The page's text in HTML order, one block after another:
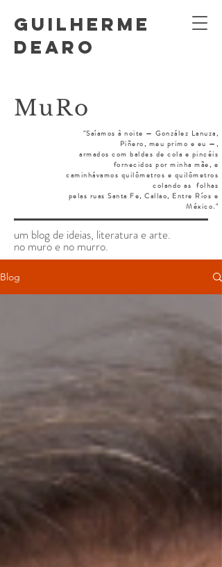
GUILHERME
DEARO
MuRo
"Saíamos à noite — González Lanuza,
Piñero, meu primo e eu —,
armados com baldes de cola e pincéis
fornecidos por minha mãe, e
caminhávamos quilômetros e quilômetros
colando as folhas
pelas ruas Santa Fe, Callao, Entre Ríos e
México."
um blog de ideias, literatura e arte.
no muro e no murro.
Blog